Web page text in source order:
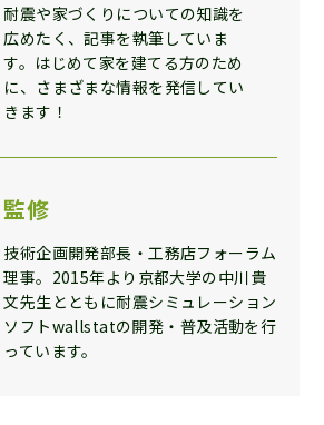
耐震や家づくりについての知識を
広めたく、記事を執筆していま
す。はじめて家を建てる方のため
に、さまざまな情報を発信してい
きます！
監修
技術企画開発部長・工務店フォーラム
理事。2015年より京都大学の中川貴
文先生とともに耐震シミュレーション
ソフトwallstatの開発・普及活動を行
っています。